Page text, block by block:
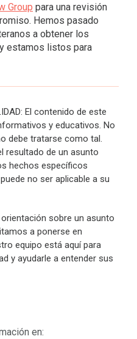
Group para una revisión
Hemos pasado
a obtener los
estamos listos para
El contenido de este
y educativos. No
debe tratarse como tal.
resultado de un asunto
hechos específicos
no ser aplicable a su
sobre un asunto
a ponerse en
equipo está aquí para
y ayudarle a entender sus
en: